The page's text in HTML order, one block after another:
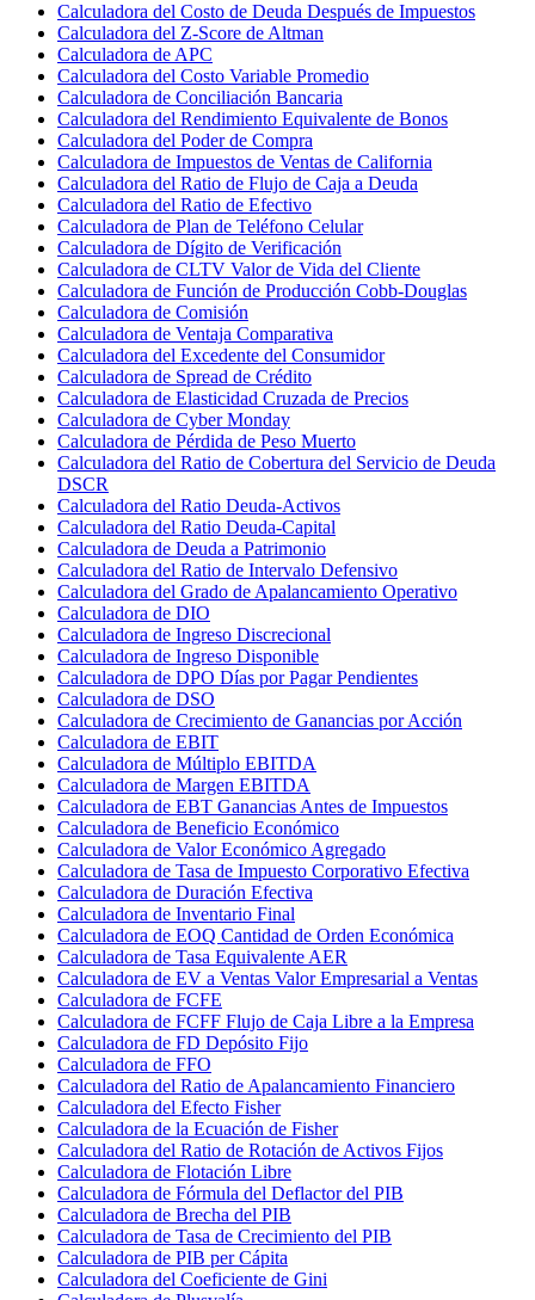
Calculadora del Costo de Deuda Después de Impuestos
Calculadora del Z-Score de Altman
Calculadora de APC
Calculadora del Costo Variable Promedio
Calculadora de Conciliación Bancaria
Calculadora del Rendimiento Equivalente de Bonos
Calculadora del Poder de Compra
Calculadora de Impuestos de Ventas de California
Calculadora del Ratio de Flujo de Caja a Deuda
Calculadora del Ratio de Efectivo
Calculadora de Plan de Teléfono Celular
Calculadora de Dígito de Verificación
Calculadora de CLTV Valor de Vida del Cliente
Calculadora de Función de Producción Cobb-Douglas
Calculadora de Comisión
Calculadora de Ventaja Comparativa
Calculadora del Excedente del Consumidor
Calculadora de Spread de Crédito
Calculadora de Elasticidad Cruzada de Precios
Calculadora de Cyber Monday
Calculadora de Pérdida de Peso Muerto
Calculadora del Ratio de Cobertura del Servicio de Deuda
DSCR
Calculadora del Ratio Deuda-Activos
Calculadora del Ratio Deuda-Capital
Calculadora de Deuda a Patrimonio
Calculadora del Ratio de Intervalo Defensivo
Calculadora del Grado de Apalancamiento Operativo
Calculadora de DIO
Calculadora de Ingreso Discrecional
Calculadora de Ingreso Disponible
Calculadora de DPO Días por Pagar Pendientes
Calculadora de DSO
Calculadora de Crecimiento de Ganancias por Acción
Calculadora de EBIT
Calculadora de Múltiplo EBITDA
Calculadora de Margen EBITDA
Calculadora de EBT Ganancias Antes de Impuestos
Calculadora de Beneficio Económico
Calculadora de Valor Económico Agregado
Calculadora de Tasa de Impuesto Corporativo Efectiva
Calculadora de Duración Efectiva
Calculadora de Inventario Final
Calculadora de EOQ Cantidad de Orden Económica
Calculadora de Tasa Equivalente AER
Calculadora de EV a Ventas Valor Empresarial a Ventas
Calculadora de FCFE
Calculadora de FCFF Flujo de Caja Libre a la Empresa
Calculadora de FD Depósito Fijo
Calculadora de FFO
Calculadora del Ratio de Apalancamiento Financiero
Calculadora del Efecto Fisher
Calculadora de la Ecuación de Fisher
Calculadora del Ratio de Rotación de Activos Fijos
Calculadora de Flotación Libre
Calculadora de Fórmula del Deflactor del PIB
Calculadora de Brecha del PIB
Calculadora de Tasa de Crecimiento del PIB
Calculadora de PIB per Cápita
Calculadora del Coeficiente de Gini